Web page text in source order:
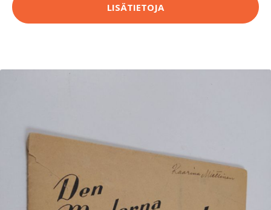
LISÄTIETOJA